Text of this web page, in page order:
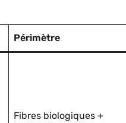
Périmètre
Fibres biologiques +